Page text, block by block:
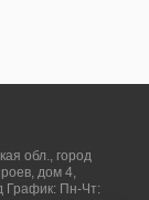
обл., город
дом 4,